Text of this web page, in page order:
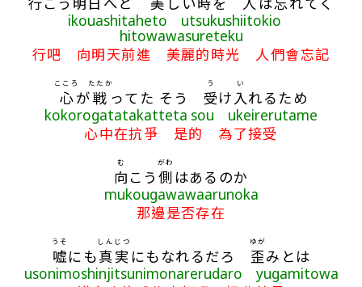
ikouashitaheto utsukushiitokio
hitowawasureteku
行吧 向明天前進 美麗的時光 人們會忘記
心
こころ
が戦
たたか
ってた そう 受
う
け入
い
れるため
kokorogatatakatteta sou ukeirerutame
心中在抗爭 是的 為了接受
向
む
こう 側
がわ
はあるのか
mukougawawaarunoka
那邊是否存在
嘘
うそ
にも真実
しんじつ
にもなれるだろ 歪
ゆが
みとは
usonimoshinjitsunimonarerudaro yugamitowa